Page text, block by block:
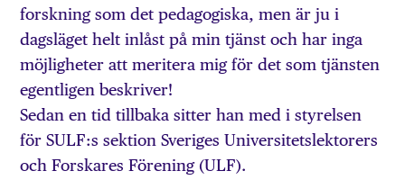
forskning som det pedagogiska, men är ju i
dagsläget helt inlåst på min tjänst och har inga
möjligheter att meritera mig för det som tjänsten
egentligen beskriver!
Sedan en tid tillbaka sitter han med i styrelsen
för SULF:s sektion Sveriges Universitetslektorers
och Forskares Förening (ULF).